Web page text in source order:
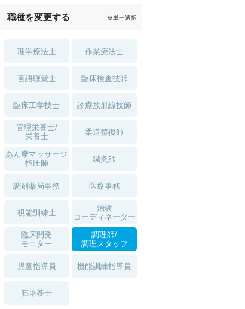
職種を変更する ※単一選択
理学療法士 作業療法士
言語聴覚士 臨床検査技師
臨床工学技士 診療放射線技師
管理栄養士/
栄養士
柔道整復師
あん摩マッサージ
指圧師
鍼灸師
調剤薬局事務 医療事務
視能訓練士
治験
コーディネーター
臨床開発
モニター
調理師/
調理スタッフ
児童指導員 機能訓練指導員
胚培養士